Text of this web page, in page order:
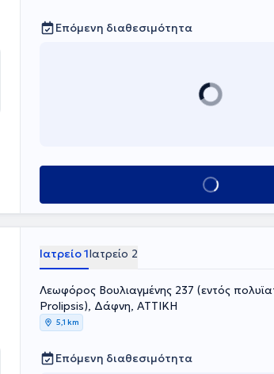
Επόμενη διαθεσιμότητα
Κλείσε ραντεβού
Ιατρείο 1Ιατρείο 2
Λεωφόρος Βουλιαγμένης 237 (εντός
Prolipsis), Δάφνη, ΑΤΤΙΚΗ
5,1 km
Επόμενη διαθεσιμότητα